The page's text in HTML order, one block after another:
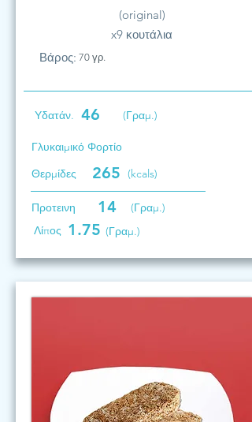
(original)
x9 κουτάλια
Βάρος: 70 γρ.
Υδατάν. 46 (Γραμ.)
Γλυκαιμικό Φορτίο
Θερμίδες
265 (kcals)
Προτεινη 14
(Γραμ.)
Λίπος 1.75 (Γραμ.)